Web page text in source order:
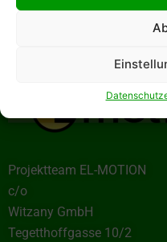
Projektteam EL-MOTION
c/o
Witzany GmbH
Tegetthoffgasse 10/2